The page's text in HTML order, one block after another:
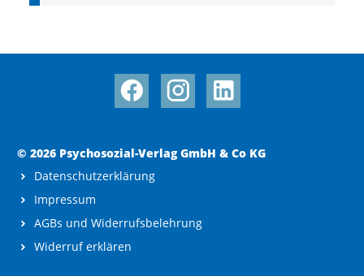
© 2026 Psychosozial-Verlag GmbH & Co KG
Datenschutzerklärung
Impressum
AGBs und Widerrufsbelehrung
Widerruf erklären